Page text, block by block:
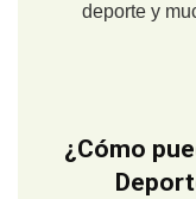
deporte y
¿Cómo